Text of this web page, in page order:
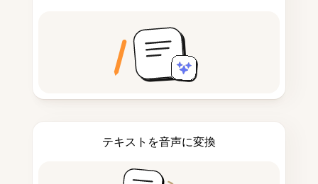
テキストを音声に変換